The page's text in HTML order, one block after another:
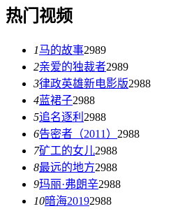
热门视频
1马的故事2989
2亲爱的独裁者2989
3律政英雄新电影版2988
4蓝裙子2988
5追名逐利 2988
6告密者（2011） 2988
7矿工的女儿2988
8最远的地方2988
9玛丽·弗朗辛2988
10暗海20192988